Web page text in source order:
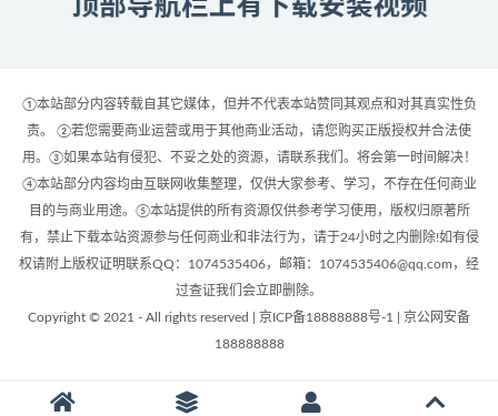
①本站部分内容转载自其它媒体，但并不代表本站赞同其观点和对其真实性负
责。 ②若您需要商业运营或用于其他商业活动，请您购买正版授权并合法使
用。③如果本站有侵犯、不妥之处的资源，请联系我们。将会第一时间解决！
④本站部分内容均由互联网收集整理，仅供大家参考、学习，不存在任何商业
目的与商业用途。⑤本站提供的所有资源仅供参考学习使用，版权归原著所
有，禁止下载本站资源参与任何商业和非法行为，请于24小时之内删除!如有侵
权请附上版权证明联系QQ：1074535406，邮箱：1074535406@qq.com，经
过查证我们会立即删除。
Copyright © 2021 - All rights reserved | 京ICP备18888888号-1 | 京公网安备
188888888